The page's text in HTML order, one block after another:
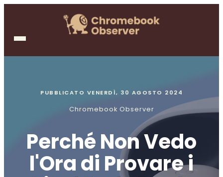
PUBBLICATO VENERDÌ, 30 AGOSTO 2024
Chromebook Observer
Perché Non Vedo
l'Ora di Provare i